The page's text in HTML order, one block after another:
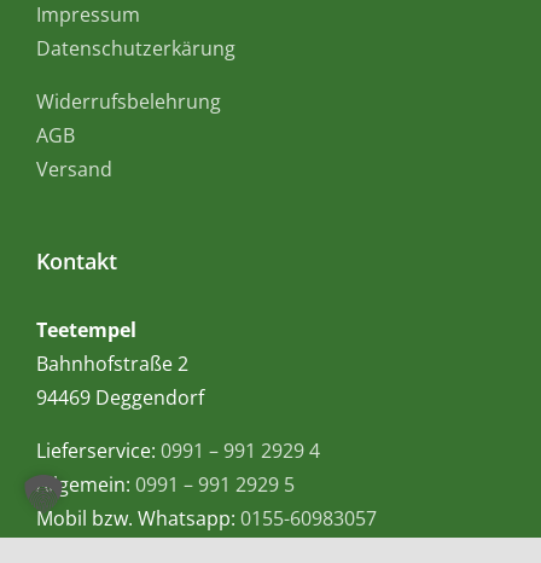
Impressum
Datenschutzerkärung
Widerrufsbelehrung
AGB
Versand
Kontakt
Teetempel
Bahnhofstraße 2
94469 Deggendorf
Lieferservice: 0991 – 991 2929 4
Allgemein: 0991 – 991 2929 5
Mobil bzw. Whatsapp: 0155-60983057